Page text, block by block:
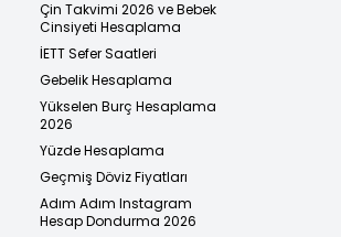
Çin Takvimi 2026 ve Bebek
Cinsiyeti Hesaplama
İETT Sefer Saatleri
Gebelik Hesaplama
Yükselen Burç Hesaplama
2026
Yüzde Hesaplama
Geçmiş Döviz Fiyatları
Adım Adım Instagram
Hesap Dondurma 2026